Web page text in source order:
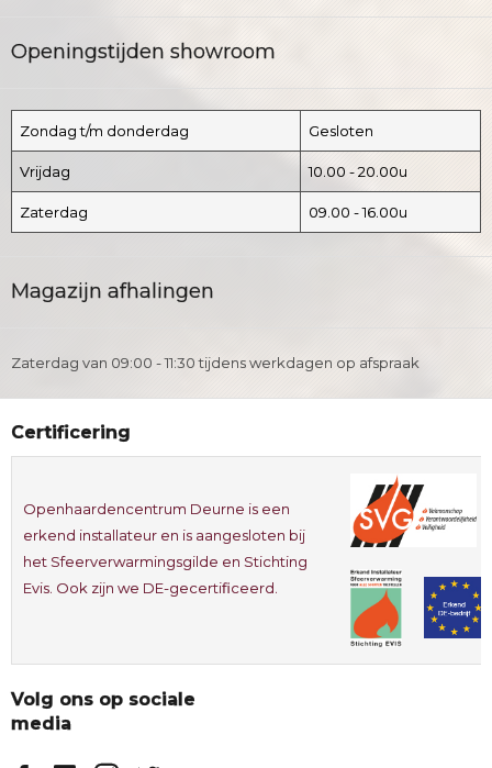
Openingstijden showroom
Zondag t/m donderdag Gesloten
Vrijdag 10.00 - 20.00u
Zaterdag 09.00 - 16.00u
Magazijn afhalingen
Zaterdag van 09:00 - 11:30 tijdens werkdagen op afspraak
Certificering
Openhaardencentrum Deurne is een
erkend installateur en is aangesloten bij
het Sfeerverwarmingsgilde en Stichting
Evis. Ook zijn we DE-gecertificeerd.
Volg ons op sociale
media